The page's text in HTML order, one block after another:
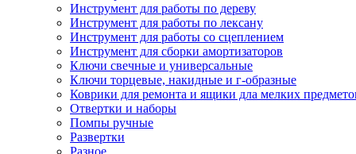
Инструмент для работы по дереву
Инструмент для работы по лексану
Инструмент для работы со сцеплением
Инструмент для сборки амортизаторов
Ключи свечные и универсальные
Ключи торцевые, накидные и г-образные
Коврики для ремонта и ящики дла мелких
Отвертки и наборы
Помпы ручные
Развертки
Разное